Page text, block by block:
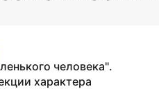
человека".
характера